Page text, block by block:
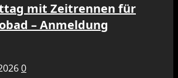
mit Zeitrennen für
– Anmeldung
0